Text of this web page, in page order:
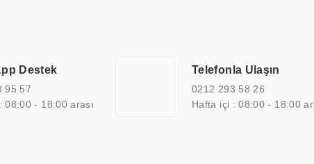
ve sertifikalara sahip olup, etik değerlere bağlı bir şekilde
iş ortaklarının öne çıkmasına ve sürekli gelişimine katkı
Destek
95 57
08:00 - 18:00 arası
Telefonla Ulaşın
0212 293 58 26
Hafta içi : 08:00 - 18:00